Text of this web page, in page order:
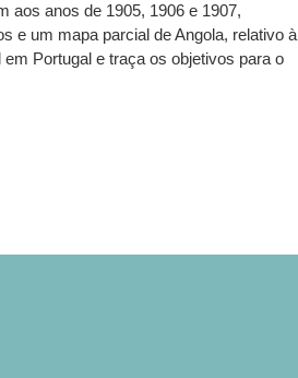
aos anos de 1905, 1906 e 1907,
e um mapa parcial de Angola, relativo à
Portugal e traça os objetivos para o